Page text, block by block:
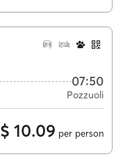
07:50
Pozzuoli
$ 10.09 per person